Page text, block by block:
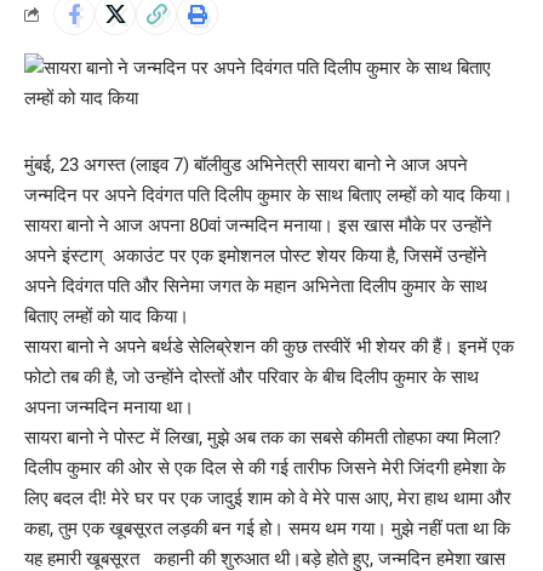
मुंबई, 23 अगस्त (लाइव 7) बॉलीवुड अभिनेत्री सायरा बानो ने आज अपने
जन्मदिन पर अपने दिवंगत पति दिलीप कुमार के साथ बिताए लम्हों को याद किया।
सायरा बानो ने आज अपना 80वां जन्मदिन मनाया। इस खास मौके पर उन्होंने
अपने इंस्टाग् अकाउंट पर एक इमोशनल पोस्ट शेयर किया है, जिसमें उन्होंने
अपने दिवंगत पति और सिनेमा जगत के महान अभिनेता दिलीप कुमार के साथ
बिताए लम्हों को याद किया।
सायरा बानो ने अपने बर्थडे सेलिब्रेशन की कुछ तस्वीरें भी शेयर की हैं। इनमें एक
फोटो तब की है, जो उन्होंने दोस्तों और परिवार के बीच दिलीप कुमार के साथ
अपना जन्मदिन मनाया था।
सायरा बानो ने पोस्ट में लिखा, मुझे अब तक का सबसे कीमती तोहफा क्या मिला?
दिलीप कुमार की ओर से एक दिल से की गई तारीफ जिसने मेरी जिंदगी हमेशा के
लिए बदल दी! मेरे घर पर एक जादुई शाम को वे मेरे पास आए, मेरा हाथ थामा और
कहा, तुम एक खूबसूरत लड़की बन गई हो। समय थम गया। मुझे नहीं पता था कि
यह हमारी खूबसूरत कहानी की शुरुआत थी।बड़े होते हुए, जन्मदिन हमेशा खास